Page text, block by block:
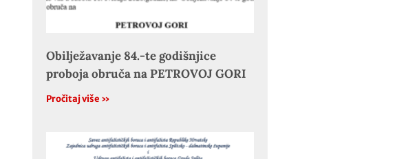
Obilježavanje 84.-te godišnjice
proboja obruča na PETROVOJ GORI
Pročitaj više »